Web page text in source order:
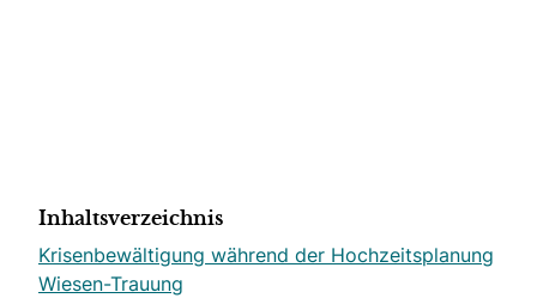
Inhaltsverzeichnis
Krisenbewältigung während der Hochzeitsplanung
Wiesen-Trauung